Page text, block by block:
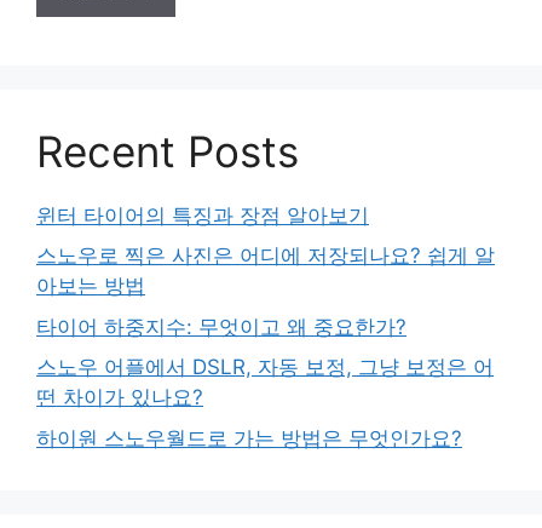
Recent Posts
윈터 타이어의 특징과 장점 알아보기
스노우로 찍은 사진은 어디에 저장되나요? 쉽게 알
아보는 방법
타이어 하중지수: 무엇이고 왜 중요한가?
스노우 어플에서 DSLR, 자동 보정, 그냥 보정은 어
떤 차이가 있나요?
하이원 스노우월드로 가는 방법은 무엇인가요?